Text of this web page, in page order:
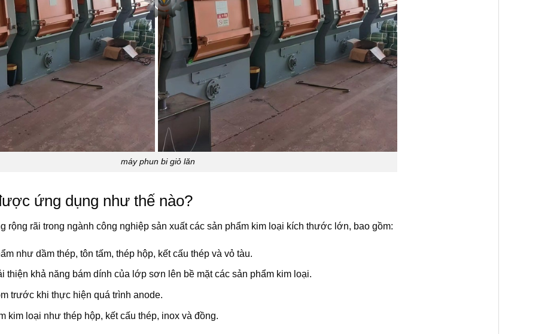
máy phun bi giỏ lăn
ứng dụng như thế nào?
rộng rãi trong ngành công nghiệp sản xuất các sản phẩm kim loại kích thước lớn, bao gồm:
như dầm thép, tôn tấm, thép hộp, kết cấu thép và vỏ tàu.
thiện khả năng bám dính của lớp sơn lên bề mặt các sản phẩm kim loại.
trước khi thực hiện quá trình anode.
kim loại như thép hộp, kết cấu thép, inox và đồng.